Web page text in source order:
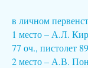
в личном
1 место – А.Л.
77 оч., пистолет
2 место – А.В.